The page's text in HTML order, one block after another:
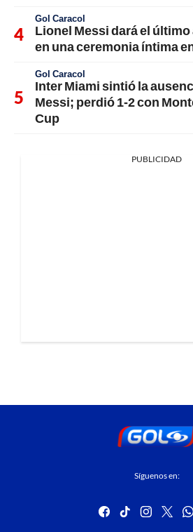
Gol Caracol
Lionel Messi dará el último
en una ceremonia íntima
Gol Caracol
Inter Miami sintió la
Messi; perdió 1-2 con
Cup
PUBLICIDAD
Síguenos en:
facebook
tiktok